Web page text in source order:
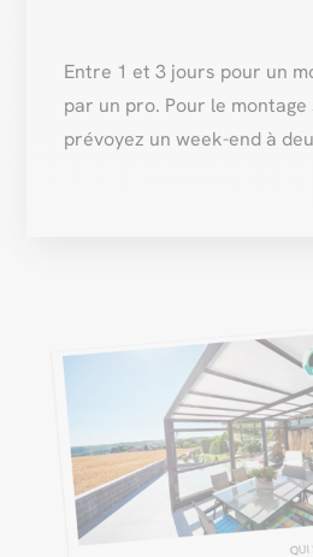
Entre 1 et 3 jours pour un
par un pro. Pour le montage
prévoyez un week-end à